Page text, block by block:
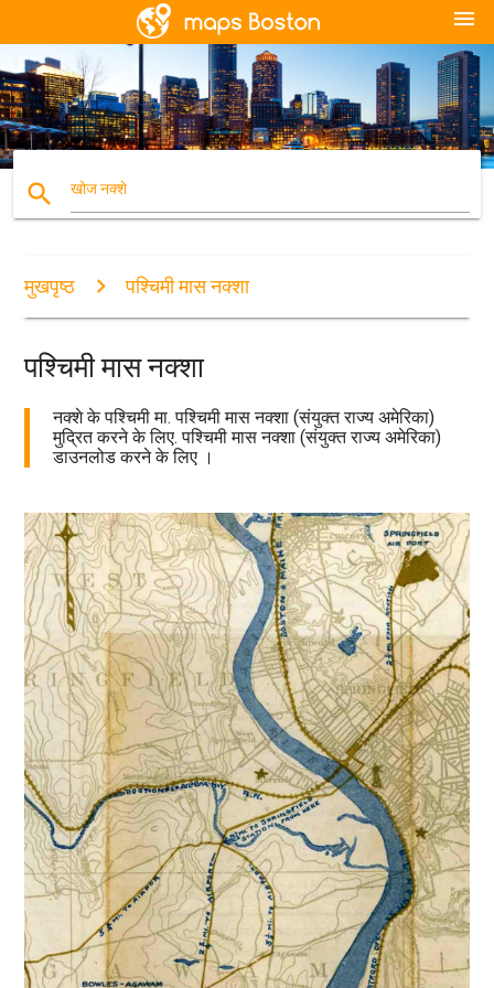
menu
search खोज नक्शे
मुखपृष्ठ पश्चिमी मास नक्शा
पश्चिमी मास नक्शा
नक्शे के पश्चिमी मा. पश्चिमी मास नक्शा (संयुक्त राज्य अमेरिका)
मुद्रित करने के लिए. पश्चिमी मास नक्शा (संयुक्त राज्य अमेरिका)
डाउनलोड करने के लिए ।